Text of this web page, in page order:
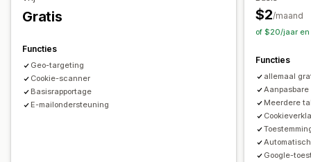
Regelgeving
Analytics en rapportage
Verkeersrapporten
Gratis
Functies
Geo-targeting
Cookie-scanner
Basisrapportage
E-mailondersteuning
$2/maand
of $20/jaar en
Functies
allemaal
Meerdere
Google-